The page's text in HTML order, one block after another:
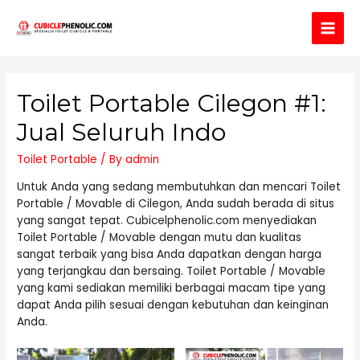
Main
Toilet Portable Cilegon #1:
Jual Seluruh Indo
Toilet Portable / Byadmin
Untuk Anda yang sedang membutuhkan dan mencari Toilet
Portable / Movable di Cilegon, Anda sudah berada di situs
yang sangat tepat. Cubicelphenolic.com menyediakan
Toilet Portable / Movable dengan mutu dan kualitas
sangat terbaik yang bisa Anda dapatkan dengan harga
yang terjangkau dan bersaing. Toilet Portable / Movable
yang kami sediakan memiliki berbagai macam tipe yang
dapat Anda pilih sesuai dengan kebutuhan dan keinginan
Anda.